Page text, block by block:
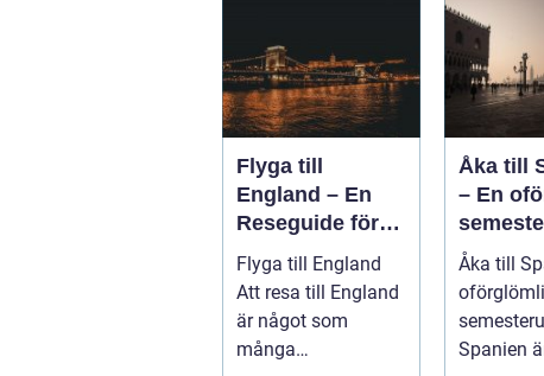
Flyga till
England – En
Reseguide för
Privatpersoner
Flyga till England
Att resa till England
är något som
många
Åka till
– En
else
Åka till
Spanien